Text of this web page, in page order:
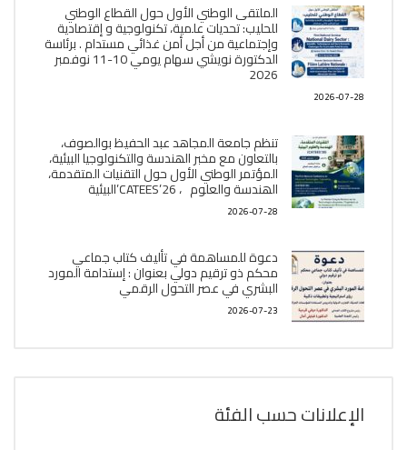
الملتقى الوطني الأول حول القطاع الوطني
للحليب: تحديات علمية، تكنولوجية و إقتصادية
وإجتماعية من أجل أمن غذائي مستدام . برئاسة
الدكتورة نويشي سهام يومي 10-11 نوفمبر
2026
2026-07-28
تنظم جامعة المجاهد عبد الحفيظ بوالصوف،
بالتعاون مع مخبر الھندسة والتكنولوجيا البیئیة،
المؤتمر الوطني الأول حول التقنيات المتقدمة،
الھندسة والعلوم ، CATEES’26’البیئية
2026-07-28
دعوة للمساهمة في تأليف كتاب جماعي
محكم ذو ترقيم دولي بعنوان : إستدامة المورد
البشري في عصر التحول الرقمي
2026-07-23
الإعلانات حسب الفئة